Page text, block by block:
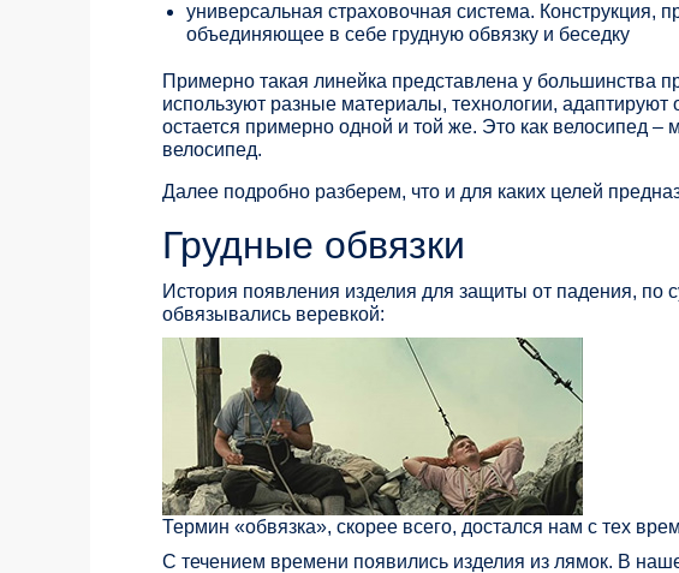
универсальная страховочная система.
объединяющее в себе грудную обвязку и беседку
Примерно такая линейка представлена у большинства
используют разные материалы, технологии, адаптируют
остается примерно одной и той же. Это как велосипед –
велосипед.
Далее подробно разберем, что и для каких целей
Грудные обвязки
История появления изделия для защиты от падения, по
обвязывались веревкой:
Термин «обвязка», скорее всего, достался нам с тех
С течением времени появились изделия из лямок. В